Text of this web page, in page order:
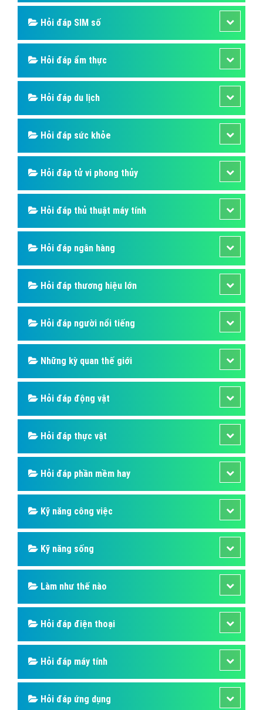
Hỏi đáp SIM số
Hỏi đáp ẩm thực
Hỏi đáp du lịch
Hỏi đáp sức khỏe
Hỏi đáp tử vi phong thủy
Hỏi đáp thủ thuật máy tính
Hỏi đáp ngân hàng
Hỏi đáp thương hiệu lớn
Hỏi đáp người nổi tiếng
Những kỳ quan thế giới
Hỏi đáp động vật
Hỏi đáp thực vật
Hỏi đáp phần mềm hay
Kỹ năng công việc
Kỹ năng sống
Làm như thế nào
Hỏi đáp điện thoại
Hỏi đáp máy tính
Hỏi đáp ứng dụng